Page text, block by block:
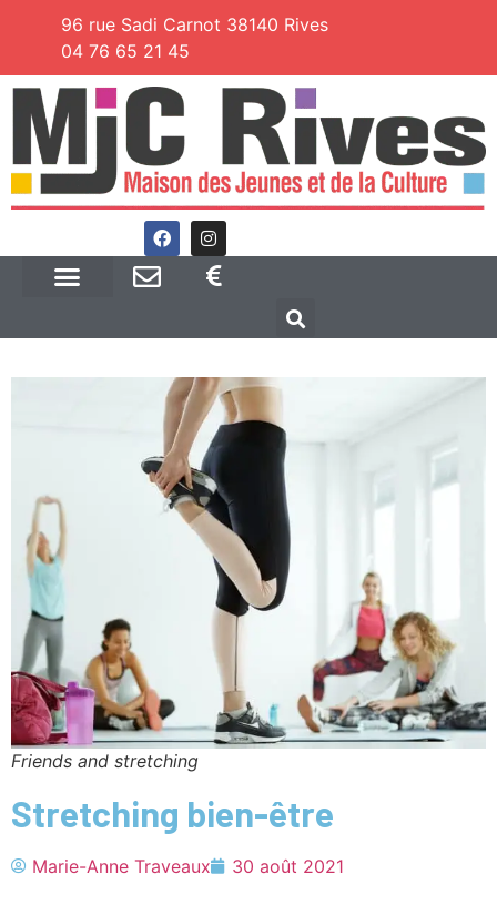
96 rue Sadi Carnot 38140 Rives
04 76 65 21 45
Friends and stretching
Stretching bien-être
Marie-Anne Traveaux 30 août 2021